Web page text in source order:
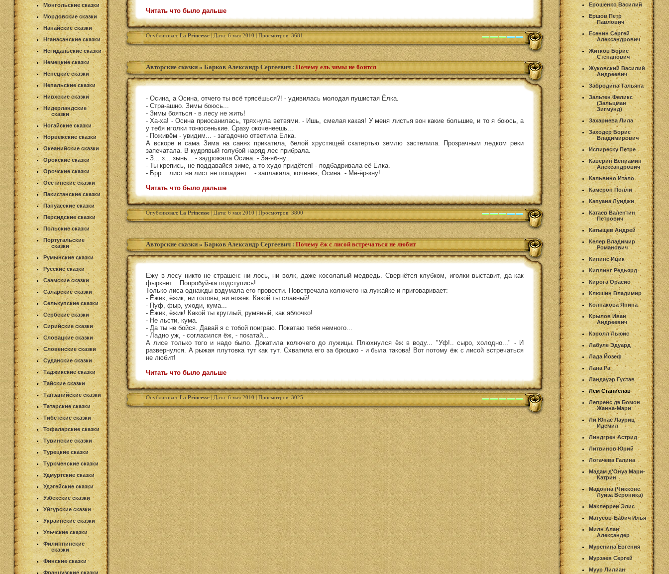
Монгольские сказки
Мордовские сказки
Нанайские сказки
Нганасанские сказки
Негидальские сказки
Немецкие сказки
Ненецкие сказки
Непальские сказки
Нивхские сказки
Нидерландские
сказки
Ногайские сказки
Норвежские сказки
Океанийские сказки
Орокские сказки
Орочские сказки
Осетинские сказки
Пакистанские сказки
Папуасские сказки
Персидские сказки
Польские сказки
Португальские
сказки
Румынские сказки
Русские сказки
Саамские сказки
Саларские сказки
Селькупские сказки
Сербские сказки
Сирийские сказки
Словацкие сказки
Словенские сказки
Суданские сказки
Таджикские сказки
Тайские сказки
Танзанийские сказки
Татарские сказки
Тибетские сказки
Тофаларские сказки
Тувинские сказки
Турецкие сказки
Туркменские сказки
Удмуртские сказки
Удэгейские сказки
Узбекские сказки
Уйгурские сказки
Украинские сказки
Ульчские сказки
Филиппинские
сказки
Финские сказки
Французские сказки
Читать что было дальше
Опубликовал:La Princesse| Дата: 6 мая 2010 | Просмотров: 3681
Авторские сказки » Барков Александр Сергеевич : Почему ель зимы не боится
- Осина, а Осина, отчего ты всё трясёшься?! - удивилась молодая пушистая Ёлка.
- Стра-ашно. Зимы боюсь...
- Зимы бояться - в лесу не жить!
- Ха-ха! - Осина приосанилась, тряхнула ветвями. - Ишь, смелая какая! У меня листья вон какие большие, и то я боюсь, а
у тебя иголки тонюсенькие. Сразу окоченеешь...
- Поживём - увидим... - загадочно ответила Ёлка.
А вскоре и сама Зима на санях прикатила, белой хрустящей скатертью землю застелила. Прозрачным ледком реки
запечатала. В кудрявый голубой наряд лес прибрала.
- З... з... зынь... - задрожала Осина. - Зя-яб-ну...
- Ты крепись, не поддавайся зиме, а то худо придётся! - подбадривала её Ёлка.
- Брр... лист на лист не попадает... - заплакала, коченея, Осина. - Мё-ёр-зну!
Читать что было дальше
Опубликовал:La Princesse| Дата: 6 мая 2010 | Просмотров: 3800
Авторские сказки » Барков Александр Сергеевич : Почему ёж с лисой встречаться не любит
Ежу в лесу никто не страшен: ни лось, ни волк, даже косолапый медведь. Свернётся клубком, иголки выставит, да как
фыркнет... Попробуй-ка подступись!
Только лиса однажды вздумала его провести. Повстречала колючего на лужайке и приговаривает:
- Ёжик, ёжик, ни головы, ни ножек. Какой ты славный!
- Пуф, фыр, уходи, кума...
- Ёжик, ёжик! Какой ты круглый, румяный, как яблочко!
- Не льсти, кума.
- Да ты не бойся. Давай я с тобой поиграю. Покатаю тебя немного...
- Ладно уж, - согласился ёж, - покатай...
А лисе только того и надо было. Докатила колючего до лужицы. Плюхнулся ёж в воду... "Уф!.. сыро, холодно..." - И
развернулся. А рыжая плутовка тут как тут. Схватила его за брюшко - и была такова! Вот потому ёж с лисой встречаться
не любит!
Читать что было дальше
Опубликовал:La Princesse| Дата: 6 мая 2010 | Просмотров: 3025
Ерошенко Василий
Ершов Петр
Павлович
Есенин Сергей
Александрович
Житков Борис
Степанович
Жуковский Василий
Андреевич
Забродина Тальяна
Зальтен Феликс
(Зальцман
Зигмунд)
Захариева Лила
Заходер Борис
Владимирович
Испиреску Петре
Каверин Вениамин
Александрович
Кальвино Итало
Камерон Полли
Капуана Луиджи
Катаев Валентин
Петрович
Катыщев Андрей
Келер Владимир
Романович
Кипинс Ицик
Киплинг Редьярд
Кирога Орасио
Клюшин Владимир
Колпакова Янина
Крылов Иван
Андреевич
Кэролл Льюис
Лабуле Эдуард
Лада Йозеф
Лана Ра
Ландауэр Густав
Лем Станислав
Лепренс де Бомон
Жанна-Мари
Ли Юнас Лауриц
Идемил
Линдгрен Астрид
Литвинов Юрий
Логачева Галина
Мадам д'Онуа Мари-
Катрин
Мадонна (Чикконе
Луиза Вероника)
Маклеррен Элис
Матусов-Бабич Илья
Милн Алан
Александер
Муренина Евгения
Мурзаев Сергей
Муур Лилиан